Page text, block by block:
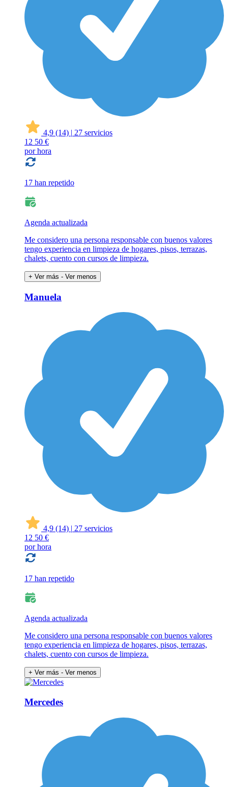
4,9 (14) | 27 servicios
12 50 €
por hora
17 han repetido
Agenda actualizada
Me considero una persona responsable con buenos valores
tengo experiencia en limpieza de hogares, pisos, terrazas,
chalets, cuento con cursos de limpieza.
+ Ver más - Ver menos
Manuela
4,9 (14) | 27 servicios
12 50 €
por hora
17 han repetido
Agenda actualizada
Me considero una persona responsable con buenos valores
tengo experiencia en limpieza de hogares, pisos, terrazas,
chalets, cuento con cursos de limpieza.
+ Ver más - Ver menos
Mercedes